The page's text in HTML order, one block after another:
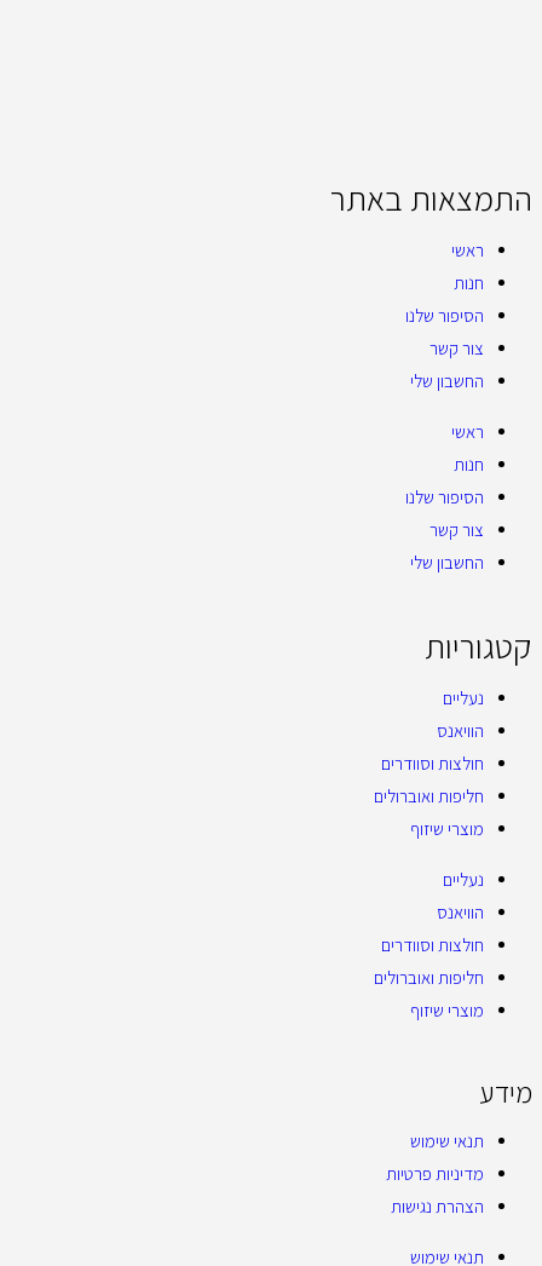
התמצאות באתר
ראשי
חנות
הסיפור שלנו
צור קשר
החשבון שלי
ראשי
חנות
הסיפור שלנו
צור קשר
החשבון שלי
קטגוריות
נעליים
הוויאנס
חולצות וסוודרים
חליפות ואוברולים
מוצרי שיזוף
נעליים
הוויאנס
חולצות וסוודרים
חליפות ואוברולים
מוצרי שיזוף
מידע
תנאי שימוש
מדיניות פרטיות
הצהרת נגישות
תנאי שימוש